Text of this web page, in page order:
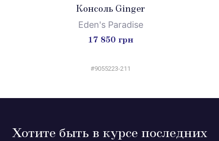
Консоль Ginger
Eden's Paradise
17 850 грн
#9055223-211
Хотите быть в курсе последних